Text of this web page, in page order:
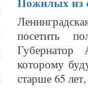
посетить
Губернатор
которому
старше 65